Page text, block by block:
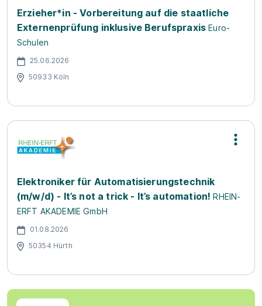
Erzieher*in - Vorbereitung auf die staatliche
Externenprüfung inklusive Berufspraxis Euro-
Schulen
25.06.2026
50933 Köln
Elektroniker für Automatisierungstechnik
(m/w/d) - It’s not a trick - It’s automation! RHEIN-
ERFT AKADEMIE GmbH
01.08.2026
50354 Hürth